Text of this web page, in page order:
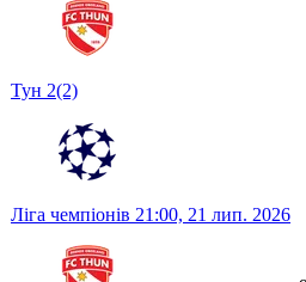
Тун 2(2)
Ліга чемпіонів 21:00, 21 лип. 2026